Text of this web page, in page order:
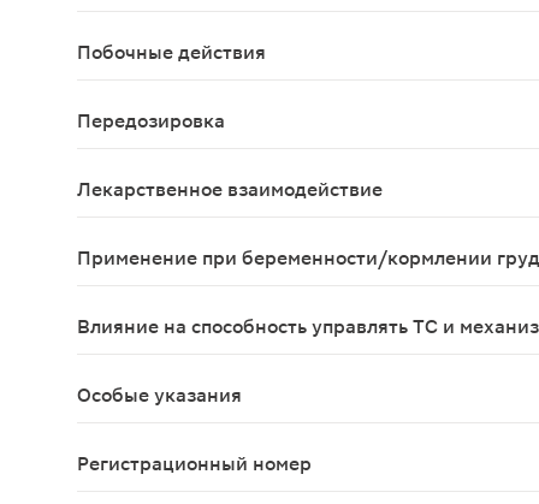
Повышенная чувствительность к дупилумабу
Побочные действия
Передозировка
Лекарственное взаимодействие
Применение при беременности/кормлении
Влияние на способность управлять ТС и
Особые указания
Регистрационный номер